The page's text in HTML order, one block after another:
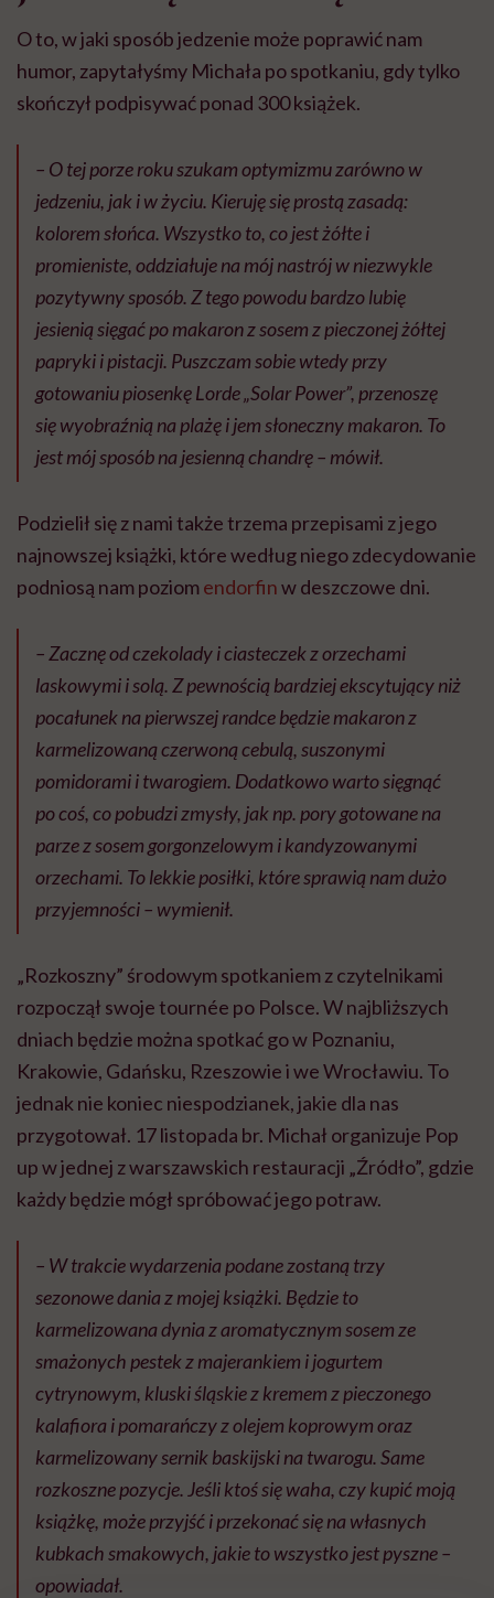
O to, w jaki sposób jedzenie może poprawić nam
humor, zapytałyśmy Michała po spotkaniu, gdy tylko
skończył podpisywać ponad 300 książek.
– O tej porze roku szukam optymizmu zarówno w
jedzeniu, jak i w życiu. Kieruję się prostą zasadą:
kolorem słońca. Wszystko to, co jest żółte i
promieniste, oddziałuje na mój nastrój w niezwykle
pozytywny sposób. Z tego powodu bardzo lubię
jesienią sięgać po makaron z sosem z pieczonej żółtej
papryki i pistacji. Puszczam sobie wtedy przy
gotowaniu piosenkę Lorde „Solar Power”, przenoszę
się wyobraźnią na plażę i jem słoneczny makaron. To
jest mój sposób na jesienną chandrę – mówił.
Podzielił się z nami także trzema przepisami z jego
najnowszej książki, które według niego zdecydowanie
podniosą nam poziomendorfinw deszczowe dni.
– Zacznę od czekolady i ciasteczek z orzechami
laskowymi i solą. Z pewnością bardziej ekscytujący niż
pocałunek na pierwszej randce będzie makaron z
karmelizowaną czerwoną cebulą, suszonymi
pomidorami i twarogiem. Dodatkowo warto sięgnąć
po coś, co pobudzi zmysły, jak np. pory gotowane na
parze z sosem gorgonzelowym i kandyzowanymi
orzechami. To lekkie posiłki, które sprawią nam dużo
przyjemności – wymienił.
„Rozkoszny” środowym spotkaniem z czytelnikami
rozpoczął swoje tournée po Polsce. W najbliższych
dniach będzie można spotkać go w Poznaniu,
Krakowie, Gdańsku, Rzeszowie i we Wrocławiu. To
jednak nie koniec niespodzianek, jakie dla nas
przygotował. 17 listopada br. Michał organizuje Pop
up w jednej z warszawskich restauracji „Źródło”, gdzie
każdy będzie mógł spróbować jego potraw.
– W trakcie wydarzenia podane zostaną trzy
sezonowe dania z mojej książki. Będzie to
karmelizowana dynia z aromatycznym sosem ze
smażonych pestek z majerankiem i jogurtem
cytrynowym, kluski śląskie z kremem z pieczonego
kalafiora i pomarańczy z olejem koprowym oraz
karmelizowany sernik baskijski na twarogu. Same
rozkoszne pozycje. Jeśli ktoś się waha, czy kupić moją
książkę, może przyjść i przekonać się na własnych
kubkach smakowych, jakie to wszystko jest pyszne –
opowiadał.